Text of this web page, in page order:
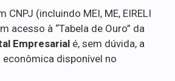
CNPJ (incluindo MEI, ME, EIRELI
acesso à “Tabela de Ouro” da
Empresarial é, sem dúvida, a
disponível no